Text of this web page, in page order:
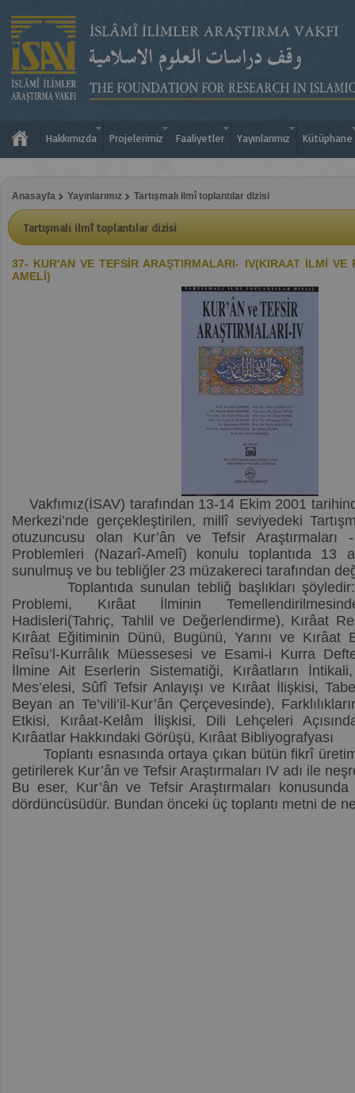
Hakkımızda Projelerimiz Faaliyetler Yayınlarımız Kütüphane
Tartışmalı ilmî toplantılar dizisi
Yayınlarımız
Anasayfa
Tartışmalı ilmî toplantılar dizisi
37- KUR'AN VE TEFSİR ARAŞTIRMALARI- IV(KIRAAT İLMİ VE
AMELİ)
Vakfımız(İSAV) tarafından 13-14 Ekim 2001
Merkezi’nde gerçekleştirilen, millî seviyedeki
otuzuncusu olan Kur’ân ve Tefsir
Problemleri (Nazarî-Amelî) konulu toplantıda 13
sunulmuş ve bu tebliğler 23 müzakereci tarafından
Toplantıda sunulan tebliğ başlıkları şöyledir:
Problemi, Kırâat İlminin
Hadisleri(Tahriç, Tahlil ve Değerlendirme), Kırâat
Kırâat Eğitiminin Dünü, Bugünü, Yarını ve Kırâat
Reîsu’l-Kurrâlık Müessesesi ve Esami-i Kurra
İlmine Ait Eserlerin Sistematiği, Kırâatların
Mes’elesi, Sûfî Tefsir Anlayışı ve Kırâat İlişkisi,
Beyan an Te’vili’il-Kur’ân Çerçevesinde),
Etkisi, Kırâat-Kelâm İlişkisi, Dili Lehçeleri
Kırâatlar Hakkındaki Görüşü, Kırâat Bibliyografyası
Toplantı esnasında ortaya çıkan bütün fikrî
getirilerek Kur’ân ve Tefsir Araştırmaları IV adı ile
Bu eser, Kur’ân ve Tefsir Araştırmaları konusunda
dördüncüsüdür. Bundan önceki üç toplantı metni de